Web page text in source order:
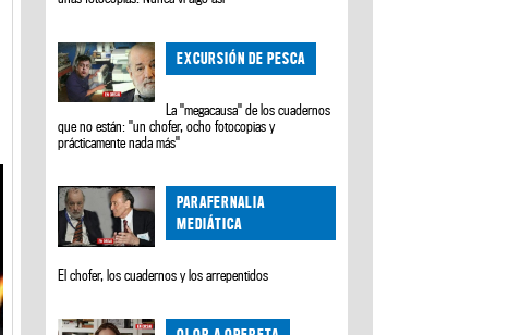
EXCURSIÓN DE PESCA
La "megacausa" de los cuadernos
que no están: "un chofer, ocho fotocopias y
prácticamente nada más"
PARAFERNALIA
MEDIÁTICA
El chofer, los cuadernos y los arrepentidos